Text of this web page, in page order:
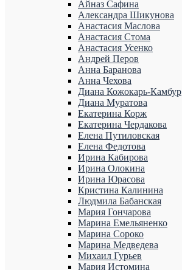
Айназ Сафина
Александра Шикунова
Анастасия Маслова
Анастасия Стома
Анастасия Усенко
Андрей Перов
Анна Баранова
Анна Чехова
Диана Кожокарь-Камбур
Диана Муратова
Екатерина Корж
Екатерина Чердакова
Елена Путиловская
Елена Федотова
Ирина Кабирова
Ирина Олокина
Ирина Юрасова
Кристина Калинина
Людмила Бабанская
Мария Гончарова
Марина Емельяненко
Марина Сороко
Марина Медведева
Михаил Гурьев
Мария Истомина